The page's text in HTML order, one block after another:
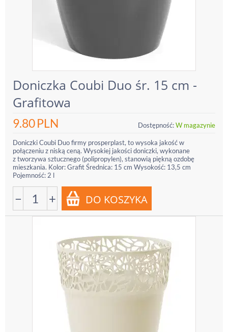
Doniczka Coubi Duo śr. 15 cm -
Grafitowa
9.80PLN Dostępność:W magazynie
Doniczki Coubi Duo firmy prosperplast, to wysoka jakość w
połączeniu z niską ceną. Wysokiej jakości doniczki, wykonane
z tworzywa sztucznego (polipropylen), stanowią piękną ozdobę
mieszkania. Kolor: Grafit Średnica: 15 cm Wysokość: 13,5 cm
Pojemność: 2 l
− +